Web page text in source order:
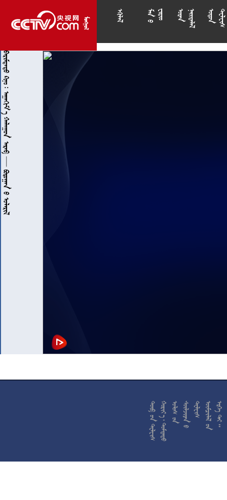
   









  








         










































































































